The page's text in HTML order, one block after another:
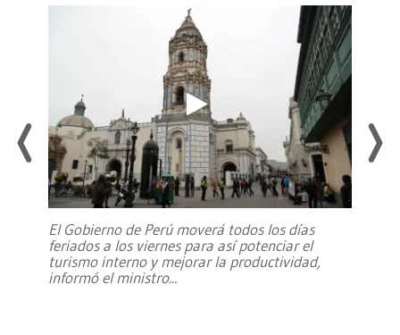
El Gobierno de Perú moverá todos los días
feriados a los viernes para así potenciar el
turismo interno y mejorar la productividad,
informó el ministro...